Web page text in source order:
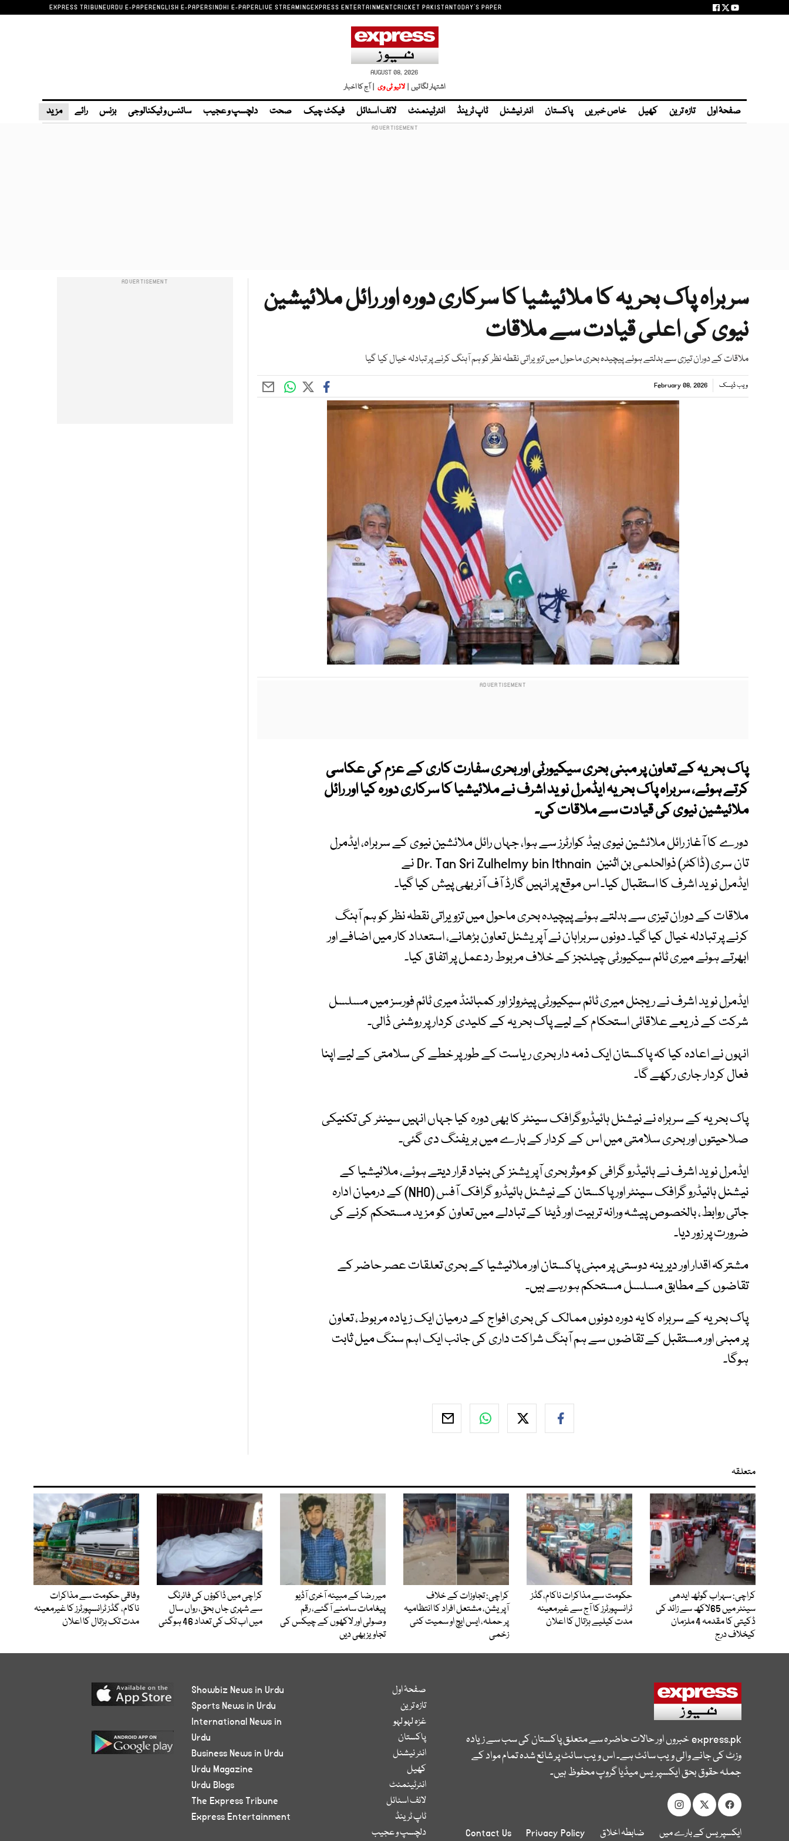
EXPRESS TRIBUNEURDU E-PAPERENGLISH E-PAPERSINDHI E-PAPERLIVE STREAMINGEXPRESS ENTERTAINMENTCRICKET PAKISTANTODAY'S PAPER
AUGUST 08, 2026
اشتہار لگائیں | لائیو ٹی وی | آج کا اخبار
صفحۂ اول تازہ ترین کھیل خاص خبریں پاکستان انٹر نیشنل ٹاپ ٹرینڈ انٹرٹینمنٹ لائف اسٹائل فیکٹ چیک صحت دلچسپ و عجیب سائنس و ٹیکنالوجی بزنس رائے مزید
سربراہ پاک بحریہ کا ملائیشیا کا سرکاری دورہ اور رائل ملائیشین
نیوی کی اعلی قیادت سے ملاقات
ملاقات کے دوران تیزی سے بدلتے ہوئے پیچیدہ بحری ماحول میں تزویراتی نقطہ نظر کو ہم آہنگ کرنے پر تبادلہ خیال کیا گیا
ویب ڈیسک February 08, 2026
پاک بحریہ کے تعاون پر مبنی بحری سیکیورٹی اور بحری سفارت کاری کے عزم کی عکاسی
کرتے ہوئے، سربراہ پاک بحریہ ایڈمرل نوید اشرف نے ملائیشیا کا سرکاری دورہ کیا اور رائل
ملائیشین نیوی کی قیادت سے ملاقات کی۔
دورے کا آغاز رائل ملائشین نیوی ہیڈ کوارٹرز سے ہوا، جہاں رائل ملائشین نیوی کے سربراہ، ایڈمرل
تان سری (ڈاکٹر) ذوالحلمی بن اثنین Dr. Tan Sri Zulhelmy bin Ithnain نے
ایڈمرل نوید اشرف کا استقبال کیا۔ اس موقع پر انہیں گارڈ آف آنر بھی پیش کیا گیا۔
ملاقات کے دوران تیزی سے بدلتے ہوئے پیچیدہ بحری ماحول میں تزویراتی نقطہ نظر کو ہم آہنگ
کرنے پر تبادلہ خیال کیا گیا۔ دونوں سربراہان نے آپریشنل تعاون بڑھانے، استعداد کار میں اضافے اور
ابھرتے ہوئے میری ٹائم سیکیورٹی چیلنجز کے خلاف مربوط ردعمل پر اتفاق کیا۔
ایڈمرل نوید اشرف نے ریجنل میری ٹائم سیکیورٹی پیٹرولز اور کمبائنڈ میری ٹائم فورسز میں مسلسل
شرکت کے ذریعے علاقائی استحکام کے لیے پاک بحریہ کے کلیدی کردار پر روشنی ڈالی۔
انہوں نے اعادہ کیا کہ پاکستان ایک ذمہ دار بحری ریاست کے طور پر خطے کی سلامتی کے لیے اپنا
فعال کردار جاری رکھے گا۔
پاک بحریہ کے سربراہ نے نیشنل ہائیڈروگرافک سینٹر کا بھی دورہ کیا جہاں انہیں سینٹر کی تکنیکی
صلاحیتوں اور بحری سلامتی میں اس کے کردار کے بارے میں بریفنگ دی گئی۔
ایڈمرل نوید اشرف نے ہائیڈرو گرافی کو موثر بحری آپریشنز کی بنیاد قرار دیتے ہوئے، ملائیشیا کے
نیشنل ہائیڈرو گرافک سینٹر اور پاکستان کے نیشنل ہائیڈرو گرافک آفس (NHO) کے درمیان ادارہ
جاتی روابط، بالخصوص پیشہ ورانہ تربیت اور ڈیٹا کے تبادلے میں تعاون کو مزید مستحکم کرنے کی
ضرورت پر زور دیا۔
مشترکہ اقدار اور دیرینہ دوستی پر مبنی پاکستان اور ملائیشیا کے بحری تعلقات عصر حاضر کے
تقاضوں کے مطابق مسلسل مستحکم ہو رہے ہیں۔
پاک بحریہ کے سربراہ کا یہ دورہ دونوں ممالک کی بحری افواج کے درمیان ایک زیادہ مربوط، تعاون
پر مبنی اور مستقبل کے تقاضوں سے ہم آہنگ شراکت داری کی جانب ایک اہم سنگ میل ثابت
ہوگا۔
متعلقہ
کراچی: سہراب گوٹھ ایدھی
سینٹر میں 65لاکھ سے زائد کی
ڈکیتی کا مقدمہ 4 ملزمان
کیخلاف درج
حکومت سے مذاکرات ناکام،گڈز
ٹرانسپورٹرز کا آج سے غیرمعینہ
مدت کیلیے ہڑتال کا اعلان
کراچی: تجاوزات کے خلاف
آپریشن، مشتعل افراد کا انتظامیہ
پر حملہ، ایس ایچ او سمیت کئی
زخمی
میر رضا کے مبینہ آخری آڈیو
پیغامات سامنے آگئے، رقم
وصولی اور لاکھوں کے چیکس کی
تجاویز بھی دیں
کراچی میں ڈاکوؤں کی فائرنگ
سے شہری جاں بحق، رواں سال
میں اب تک کی تعداد 46 ہوگئی
وفاقی حکومت سے مذاکرات
ناکام، گڈز ٹرانسپورٹرز کا غیرمعینہ
مدت تک ہڑتال کا اعلان
express.pkخبروں اور حالات حاضرہ سے متعلق پاکستان کی سب سے زیادہ
وزٹ کی جانے والی ویب سائٹ ہے۔ اس ویب سائٹ پر شائع شدہ تمام مواد کے
جملہ حقوق بحق ایکسپریس میڈیا گروپ محفوظ ہیں۔
ایکسپریس کے بارے میں ضابطہ اخلاق Privacy Policy
Contact Us
صفحۂ اول
تازہ ترین
غزہ لہو لہو
پاکستان
انٹر نیشنل
کھیل
انٹرٹینمنٹ
لائف اسٹائل
ٹاپ ٹرینڈ
دلچسپ و عجیب
Showbiz News in Urdu
Sports News in Urdu
International News in
Urdu
Business News in Urdu
Urdu Magazine
Urdu Blogs
The Express Tribune
Express Entertainment